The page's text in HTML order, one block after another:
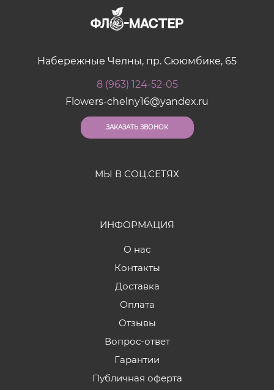
Набережные Челны, пр. Сююмбике, 65
8 (963) 124-52-05
Flowers-chelny16@yandex.ru
ЗАКАЗАТЬ ЗВОНОК
МЫ В СОЦ.СЕТЯХ
ИНФОРМАЦИЯ
О нас
Контакты
Доставка
Оплата
Отзывы
Вопрос-ответ
Гарантии
Публичная оферта